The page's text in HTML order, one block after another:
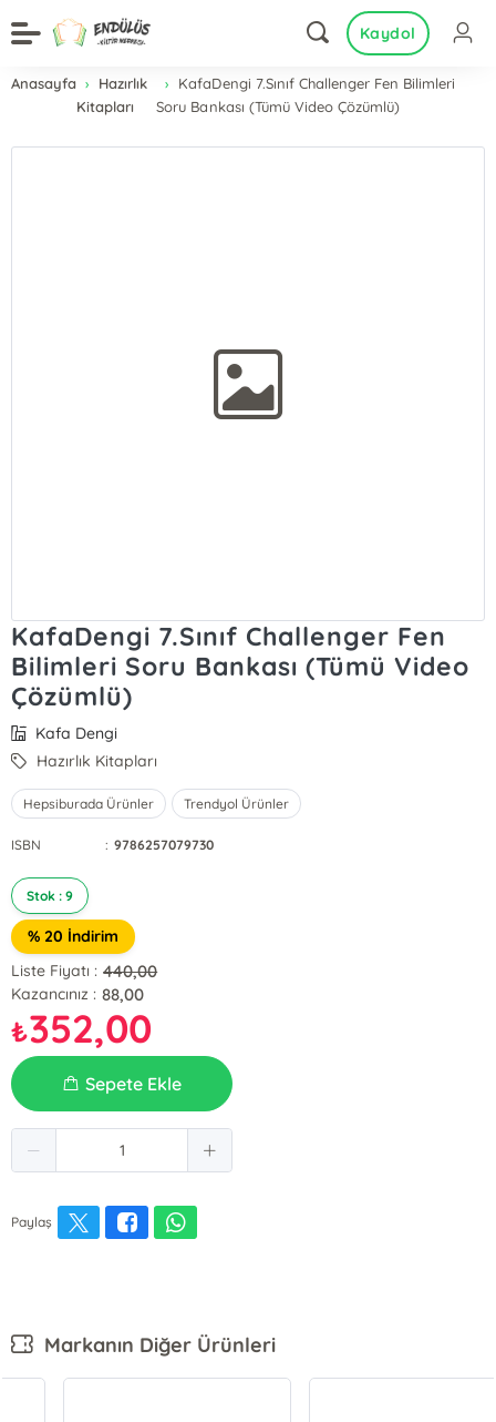
Kaydol
Anasayfa
Hazırlık
Kitapları
KafaDengi 7.Sınıf Challenger Fen Bilimleri
Soru Bankası (Tümü Video Çözümlü)
KafaDengi 7.Sınıf Challenger Fen
Bilimleri Soru Bankası (Tümü Video
Çözümlü)
Kafa Dengi
Hazırlık Kitapları
Hepsiburada Ürünler Trendyol Ürünler
ISBN : 9786257079730
Stok : 9
% 20 İndirim
Liste Fiyatı : 440,00
Kazancınız : 88,00
₺352,00
Sepete Ekle
Paylaş
Markanın Diğer Ürünleri